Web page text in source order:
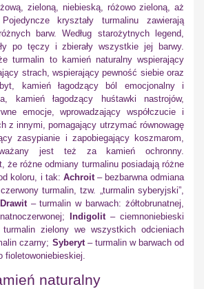
zieloną, niebieską, różowo zieloną, aż
kryształy turmalinu zawierają
barw. Według starożytnych legend,
po tęczy i zbierały wszystkie jej barwy.
turmalin to kamień naturalny wspierający
strach, wspierający pewność siebie oraz
kamień łagodzący ból emocjonalny i
kamień łagodzący huśtawki nastrojów,
emocje, wprowadzający współczucie i
z innymi, pomagający utrzymać równowagę
zasypianie i zapobiegający koszmarom,
jest też za kamień ochronny.
że różne odmiany turmalinu posiadają różne
koloru, i tak: Achroit– bezbarwna odmiana
turmalin, tzw. „turmalin syberyjski”,
Drawit– turmalin w barwach: żółtobrunatnej,
Indigolit – ciemnoniebieski
zielony we wszystkich odcieniach
czarny; Syberyt– turmalin w barwach od
fioletowoniebieskiej.
naturalny